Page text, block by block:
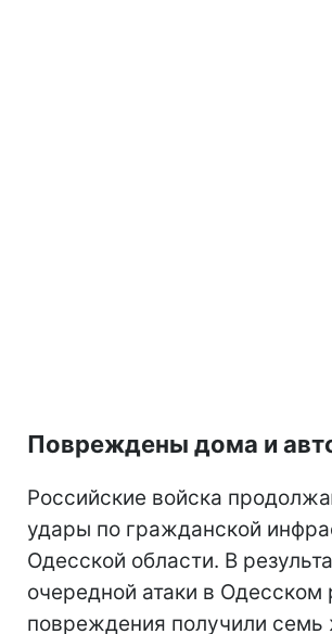
Повреждены дома и
Российские войска
удары по гражданской
Одесской области. В
очередной атаки в Одесском
повреждения получили